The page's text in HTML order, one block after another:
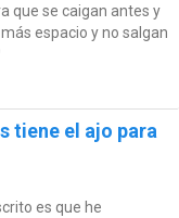
que se caigan antes y
espacio y no salgan
tiene el ajo para
es que he